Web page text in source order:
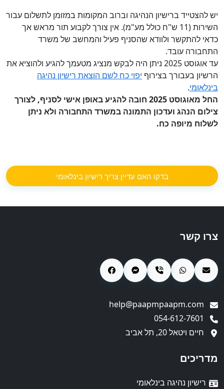
יש להצטייד ברישיון הנהיגה וברוב המקומות במזומן לתשלום עבור
השירות (11 ש"ח כולל מע"מ). אין צורך לקבוע תור מראש אך
כדאי להתקשר ולוודא שהסניף פעיל והמחשב של משרד
התחבורה עובד.
עד אוגוסט 2025 ניתן היה לבקש מנציג מטעמך להגיע ולהוציא את
הרשיון בעבורך בצירוף יפוי כח לשם הוצאת רישיון נהיגה
בינלאומי.
החל מאוגוסט 2025 חובה להגיע באופן אישי לסניף, לצורך
צילום הנהג ועדכון התמונה במשרד התחבורה ולא ניתן
לשלוח מיופה כח.
בדקו האם עדיין צריך רישיון בינלאומי
צרו קשר
חיים ויטאל 20, תל אביב
מדריכים
רישיון נהיגה בינלאומי